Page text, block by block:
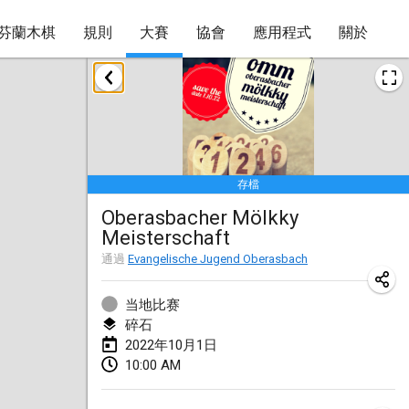
蘭木棋 規則 大賽 協會 應用程式 關於
存檔
Oberasbacher Mölkky
Meisterschaft
通過 Evangelische Jugend Oberasbach
当地比赛
碎石
2022年10月1日
10:00 AM
2022年1月
Tournoi Mixte ASPTTOM
2022年1月22日|法國
KKS Halli Duppeli
2022年1月22日 | 芬蘭
Mölkky Tournament - Doubles
2022年1月22日|日本
Suomelan Mölkky-open
2022年1月22日
The Mölkky Tournament 2nd